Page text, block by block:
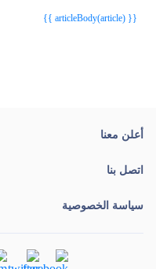
{{ articleBody(article) }}
أعلن معنا
اتصل بنا
سياسة الخصوصية